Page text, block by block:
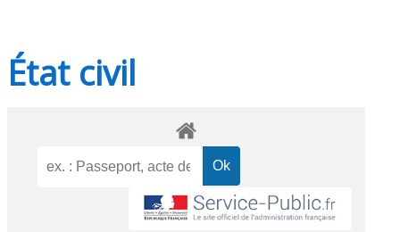
État civil